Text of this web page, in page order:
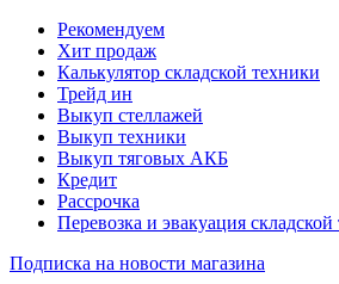
Рекомендуем
Хит продаж
Калькулятор складской техники
Трейд ин
Выкуп стеллажей
Выкуп техники
Выкуп тяговых АКБ
Кредит
Рассрочка
Перевозка и эвакуация складской
Подписка на новости магазина